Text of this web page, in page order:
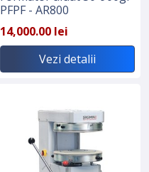
PFPF - AR800
14,000.00 lei
Vezi detalii